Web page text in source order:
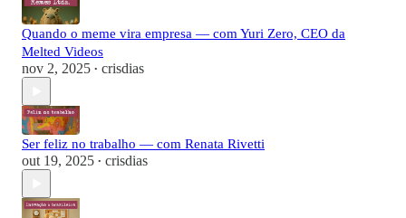
Quando o meme vira empresa — com Yuri Zero, CEO da
Melted Videos
nov 2, 2025 • crisdias
Ser feliz no trabalho — com Renata Rivetti
out 19, 2025 • crisdias